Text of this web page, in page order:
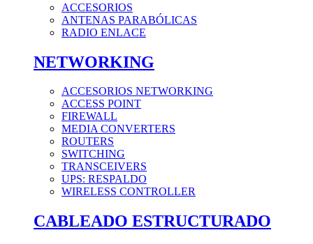
ACCESORIOS
ANTENAS PARABÓLICAS
RADIO ENLACE
NETWORKING
ACCESORIOS NETWORKING
ACCESS POINT
FIREWALL
MEDIA CONVERTERS
ROUTERS
SWITCHING
TRANSCEIVERS
UPS: RESPALDO
WIRELESS CONTROLLER
CABLEADO ESTRUCTURADO